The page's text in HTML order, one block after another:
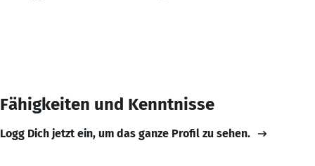
Fähigkeiten und Kenntnisse
Logg Dich jetzt ein, um das ganze Profil zu sehen.